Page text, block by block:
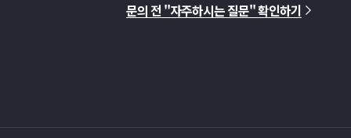
문의 전 "자주하시는 질문" 확인하기